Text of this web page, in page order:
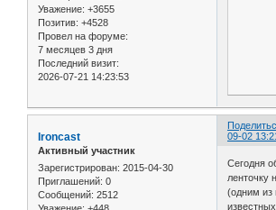
Уважение: +3655
Позитив: +4528
Провел на форуме:
7 месяцев 3 дня
Последний визит:
2026-07-21 14:23:53
09-02
Ironcast
Активный участник
Зарегистрирован: 2015-04-30
Приглашений: 0
Сообщений: 2512
Сегодня
ленточку
(одним из